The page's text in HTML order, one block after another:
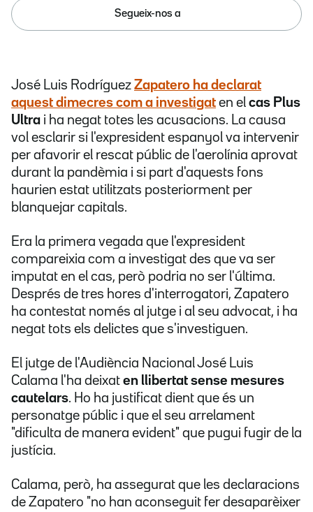
Segueix-nos a
José Luis Rodríguez Zapatero ha declarat
aquest dimecres com a investigat en el cas Plus
Ultra i ha negat totes les acusacions. La causa
vol esclarir si l'expresident espanyol va intervenir
per afavorir el rescat públic de l'aerolínia aprovat
durant la pandèmia i si part d'aquests fons
haurien estat utilitzats posteriorment per
blanquejar capitals.
Era la primera vegada que l'expresident
compareixia com a investigat des que va ser
imputat en el cas, però podria no ser l'última.
Després de tres hores d'interrogatori, Zapatero
ha contestat només al jutge i al seu advocat, i ha
negat tots els delictes que s'investiguen.
El jutge de l'Audiència Nacional José Luis
Calama l'ha deixat en llibertat sense mesures
cautelars. Ho ha justificat dient que és un
personatge públic i que el seu arrelament
"dificulta de manera evident" que pugui fugir de la
justícia.
Calama, però, ha assegurat que les declaracions
de Zapatero "no han aconseguit fer desaparèixer